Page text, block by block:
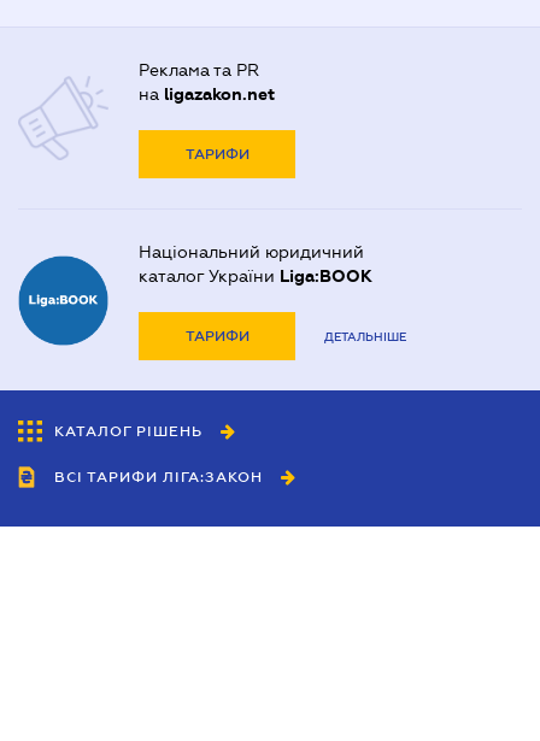
Реклама та PR
на ligazakon.net
ТАРИФИ
Національний юридичний
каталог України Liga:BOOK
ТАРИФИ ДЕТАЛЬНІШЕ
КАТАЛОГ РІШЕНЬ
ВСІ ТАРИФИ ЛІГА:ЗАКОН